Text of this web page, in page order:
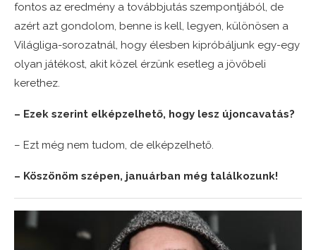
fontos az eredmény a továbbjutás szempontjából, de
azért azt gondolom, benne is kell, legyen, különösen a
Világliga-sorozatnál, hogy élesben kipróbáljunk egy-egy
olyan játékost, akit közel érzünk esetleg a jövőbeli
kerethez.
– Ezek szerint elképzelhető, hogy lesz újoncavatás?
– Ezt még nem tudom, de elképzelhető.
– Köszönöm szépen, januárban még találkozunk!